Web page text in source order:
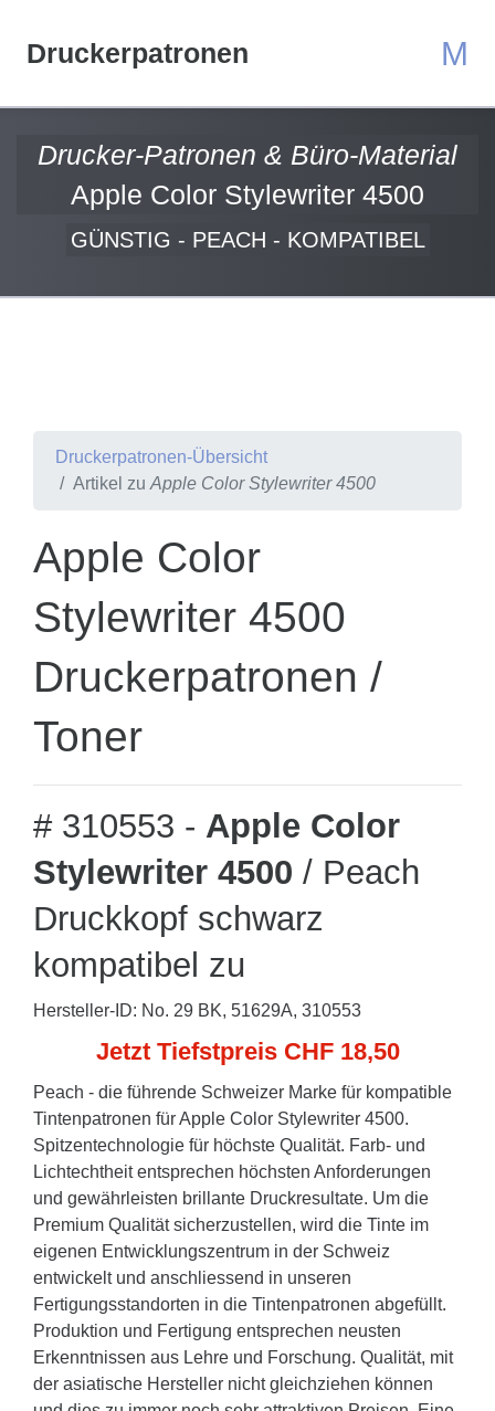
Druckerpatronen M
Drucker-Patronen & Büro-Material
Apple Color Stylewriter 4500
GÜNSTIG - PEACH - KOMPATIBEL
Druckerpatronen-Übersicht
Artikel zu Apple Color Stylewriter 4500
Apple Color
Stylewriter 4500
Druckerpatronen /
Toner
# 310553 - Apple Color
Stylewriter 4500 / Peach
Druckkopf schwarz
kompatibel zu
Hersteller-ID: No. 29 BK, 51629A, 310553
Jetzt Tiefstpreis CHF 18,50
Peach - die führende Schweizer Marke für kompatible
Tintenpatronen für Apple Color Stylewriter 4500.
Spitzentechnologie für höchste Qualität. Farb- und
Lichtechtheit entsprechen höchsten Anforderungen
und gewährleisten brillante Druckresultate. Um die
Premium Qualität sicherzustellen, wird die Tinte im
eigenen Entwicklungszentrum in der Schweiz
entwickelt und anschliessend in unseren
Fertigungsstandorten in die Tintenpatronen abgefüllt.
Produktion und Fertigung entsprechen neusten
Erkenntnissen aus Lehre und Forschung. Qualität, mit
der asiatische Hersteller nicht gleichziehen können